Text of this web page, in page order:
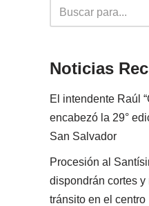
Noticias
El intendente Raúl
encabezó la 29°
San Salvador
Procesión al
dispondrán cortes
tránsito en el centro